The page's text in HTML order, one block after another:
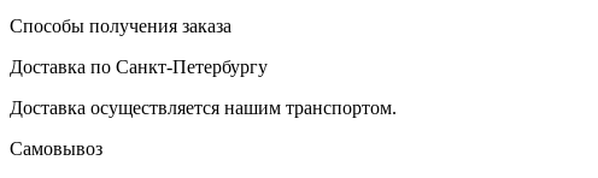
Способы получения заказа
Доставка по Санкт-Петербургу
Доставка осуществляется нашим транспортом.
Самовывоз